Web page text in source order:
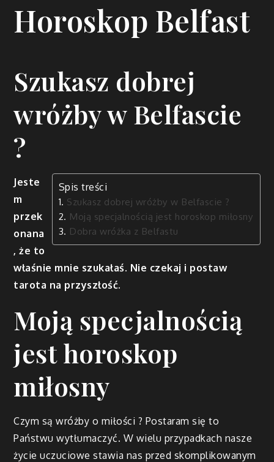
Horoskop Belfast
Szukasz dobrej
wróżby w Belfascie
?
Spis treści
Szukasz dobrej wróżby w Belfascie ?
Moją specjalnością jest horoskop miłosny
Dobra wróżka z Belfastu
Jeste
m
przek
onana
, że to
właśnie mnie szukałaś. Nie czekaj i postaw
tarota na przyszłość.
Moją specjalnością
jest horoskop
miłosny
Czym są wróżby o miłości ? Postaram się to
Państwu wytłumaczyć. W wielu przypadkach nasze
życie uczuciowe stawia nas przed skomplikowanym